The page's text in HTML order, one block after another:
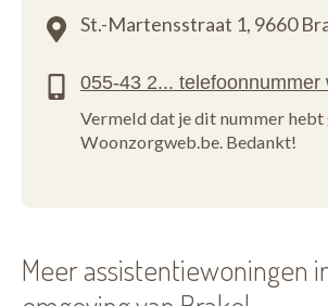
St.-Martensstraat 1, 9660
Vermeld dat je dit nummer hebt
Woonzorgweb.be. Bedankt!
Meer assistentiewoningen